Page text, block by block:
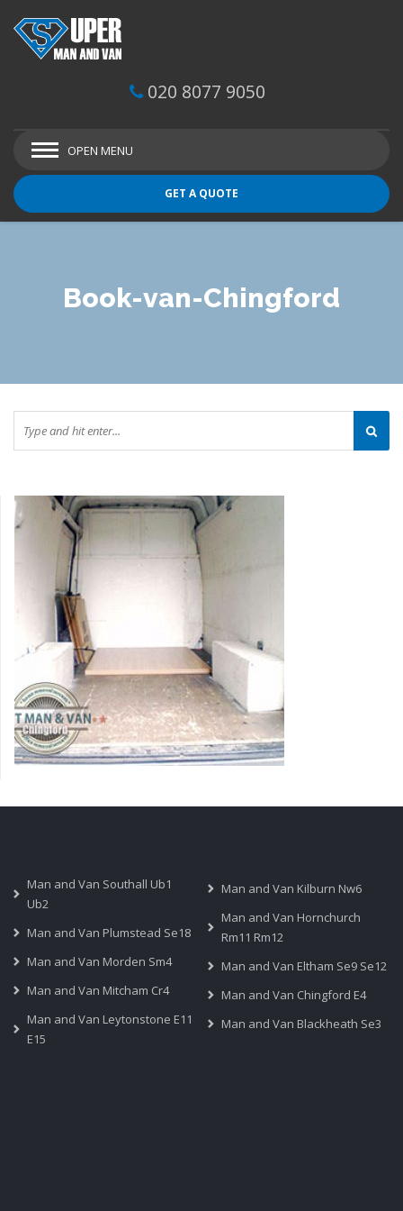
020 8077 9050
OPEN MENU
GET A QUOTE
Book-van-Chingford
Man and Van Southall Ub1
Ub2
Man and Van Plumstead Se18
Man and Van Morden Sm4
Man and Van Mitcham Cr4
Man and Van Leytonstone E11
E15
Man and Van Kilburn Nw6
Man and Van Hornchurch
Rm11 Rm12
Man and Van Eltham Se9 Se12
Man and Van Chingford E4
Man and Van Blackheath Se3